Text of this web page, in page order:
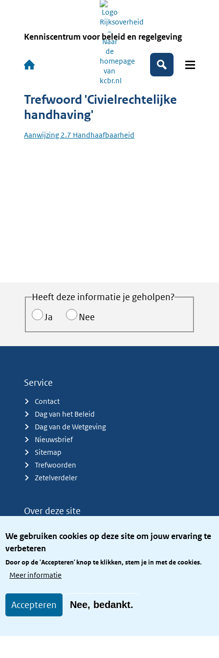
We gebruiken cookies op deze site om jouw ervaring te
verbeteren
Door op de 'Accepteren' knop te klikken, stem je in met de cookies.
Meer informatie
Accepteren Nee, bedankt.
Kenniscentrum voor beleid en regelgeving
Hoofdnavigatie
Zoeken
Trefwoord 'Civielrechtelijke
handhaving'
Aanwijzing 2.7 Handhaafbaarheid
Heeft deze informatie je geholpen?
Ja
Nee
Service
Contact
Dag van het Beleid
Dag van de Wetgeving
Nieuwsbrief
Sitemap
Trefwoorden
Zetelverdeler
Over deze site
Privacy
Toegang site openbaar
Toegankelijkheid